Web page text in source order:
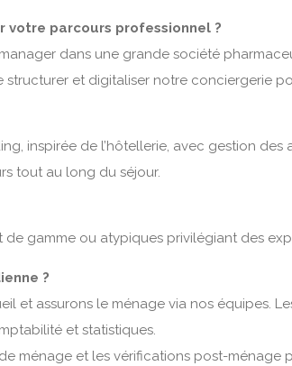
votre parcours professionnel ?
dans une grande société
structurer et digitaliser notre conciergerie
inspirée de l’hôtellerie, avec gestion
tout au long du séjour.
gamme ou atypiques privilégiant des
?
et assurons le ménage via nos équipes.
et statistiques.
ménage et les vérifications post-ménage